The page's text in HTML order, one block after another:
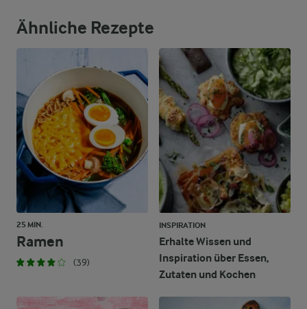
Ähnliche Rezepte
25 MIN.
Ramen
(39)
INSPIRATION
Erhalte Wissen und
Inspiration über Essen,
Zutaten und Kochen